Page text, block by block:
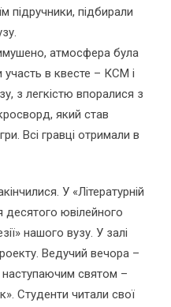
підручники, підбирали
атмосфера була
в квесте – КСМ і
з легкістю впоралися з
який став
Всі гравці отримали в
У «Літературній
десятого ювілейного
нашого вузу. У залі
Ведучий вечора –
наступаючим святом –
Студенти читали свої